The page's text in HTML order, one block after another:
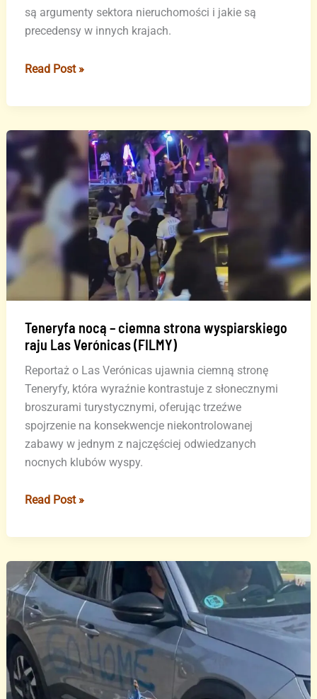
są argumenty sektora nieruchomości i jakie są
precedensy w innych krajach.
Wyspy
szukają
prawnych,
aby
ograniczyć
sprzedaż
domów
obcokrajowcom
Read Post »
Teneryfa nocą – ciemna strona wyspiarskiego
raju Las Verónicas (FILMY)
Reportaż o Las Verónicas ujawnia ciemną stronę
Teneryfy, która wyraźnie kontrastuje z słonecznymi
broszurami turystycznymi, oferując trzeźwe
spojrzenie na konsekwencje niekontrolowanej
zabawy w jednym z najczęściej odwiedzanych
nocnych klubów wyspy.
Teneryfa
–
strona
wyspiarskiego
raju
Las
Verónicas
(FILMY)
Read Post »